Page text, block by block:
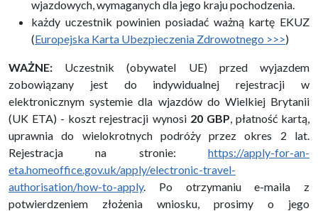
wjazdowych, wymaganych dla jego kraju pochodzenia.
każdy uczestnik powinien posiadać ważną kartę EKUZ
(Europejska Karta Ubezpieczenia Zdrowotnego >>>)
WAŻNE: Uczestnik (obywatel UE) przed wyjazdem
zobowiązany jest do indywidualnej rejestracji w
elektronicznym systemie dla wjazdów do Wielkiej Brytanii
(UK ETA) - koszt rejestracji wynosi 20 GBP , płatność kartą,
uprawnia do wielokrotnych podróży przez okres 2 lat.
Rejestracja na stronie: https://apply-for-an-
eta.homeoffice.gov.uk/apply/electronic-travel-
authorisation/how-to-apply. Po otrzymaniu e-maila z
potwierdzeniem złożenia wniosku, prosimy o jego